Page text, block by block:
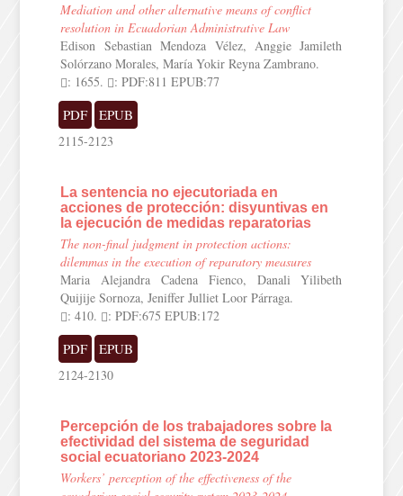
Mediation and other alternative means of conflict
resolution in Ecuadorian Administrative Law
Edison Sebastian Mendoza Vélez, Anggie Jamileth
Solórzano Morales, María Yokir Reyna Zambrano.
: 1655.
: PDF:811 EPUB:77
PDF EPUB
2115-2123
La sentencia no ejecutoriada en
acciones de protección: disyuntivas en
la ejecución de medidas reparatorias
The non-final judgment in protection actions:
dilemmas in the execution of reparatory measures
Maria Alejandra Cadena Fienco, Danali Yilibeth
Quijije Sornoza, Jeniffer Julliet Loor Párraga.
: 410.
: PDF:675 EPUB:172
PDF EPUB
2124-2130
Percepción de los trabajadores sobre la
efectividad del sistema de seguridad
social ecuatoriano 2023-2024
Workers’ perception of the effectiveness of the